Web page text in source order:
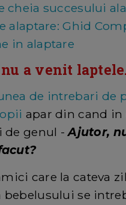
cheia succesului
alaptare: Ghid
in alaptare
a venit
de intrebari de
apar din cand in
de genul -Ajutor,
care la cateva
bebelusului se